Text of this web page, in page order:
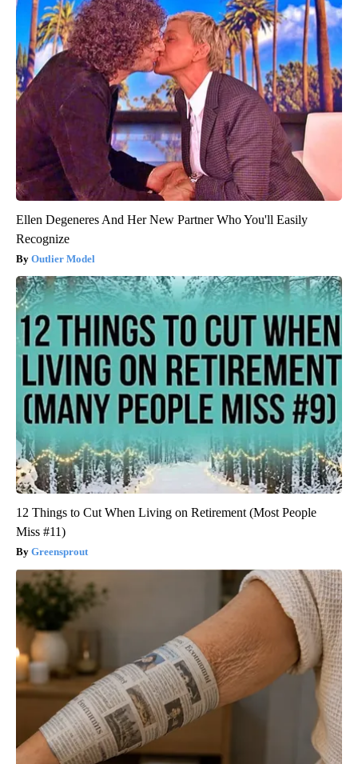
Ellen Degeneres And Her New Partner Who You'll Easily
Recognize
Outlier Model
12 Things to Cut When Living on Retirement (Most People
Miss #11)
Greensprout